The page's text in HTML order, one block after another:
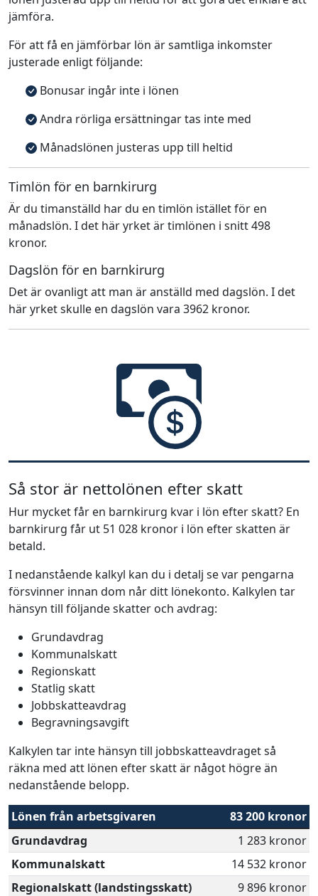
jämföra.
För att få en jämförbar lön är samtliga inkomster
justerade enligt följande:
Bonusar ingår inte i lönen
Andra rörliga ersättningar tas inte med
Månadslönen justeras upp till heltid
Timlön för en barnkirurg
Är du timanställd har du en timlön istället för en
månadslön. I det här yrket är timlönen i snitt 498
kronor.
Dagslön för en barnkirurg
Det är ovanligt att man är anställd med dagslön. I det
här yrket skulle en dagslön vara 3962 kronor.
Så stor är nettolönen efter skatt
Hur mycket får en barnkirurg kvar i lön efter skatt? En
barnkirurg får ut 51 028 kronor i lön efter skatten är
betald.
I nedanstående kalkyl kan du i detalj se var pengarna
försvinner innan dom når ditt lönekonto. Kalkylen tar
hänsyn till följande skatter och avdrag:
Grundavdrag
Kommunalskatt
Regionskatt
Statlig skatt
Jobbskatteavdrag
Begravningsavgift
Kalkylen tar inte hänsyn till jobbskatteavdraget så
räkna med att lönen efter skatt är något högre än
nedanstående belopp.
Lönen från arbetsgivaren
83 200 kronor
Grundavdrag
1 283 kronor
Kommunalskatt
14 532 kronor
Regionalskatt (landstingsskatt)
9 896 kronor